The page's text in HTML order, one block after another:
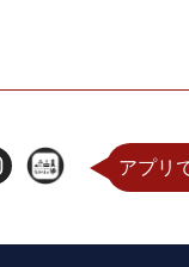
アプリ